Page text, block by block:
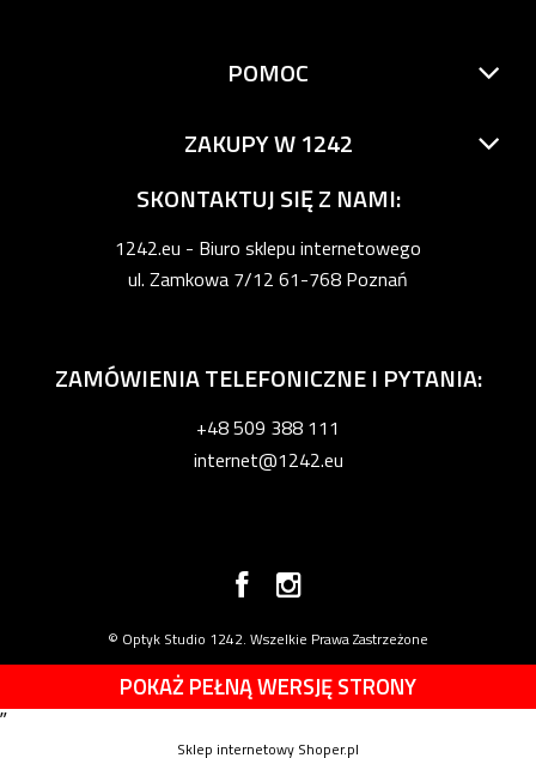
POMOC
ZAKUPY W 1242
SKONTAKTUJ SIĘ Z NAMI:
1242.eu - Biuro sklepu internetowego
ul. Zamkowa 7/12 61-768 Poznań
ZAMÓWIENIA TELEFONICZNE I PYTANIA:
+48 509 388 111
internet@1242.eu
© Optyk Studio 1242. Wszelkie Prawa Zastrzeżone
POKAŻ PEŁNĄ WERSJĘ STRONY
”
Sklep internetowy Shoper.pl